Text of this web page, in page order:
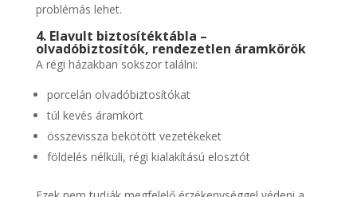
problémás lehet.
4. Elavult biztosítéktábla –
olvadóbiztosítók, rendezetlen áramkörök
A régi házakban sokszor találni:
porcelán olvadóbiztosítókat
túl kevés áramkört
összevissza bekötött vezetékeket
földelés nélküli, régi kialakítású elosztót